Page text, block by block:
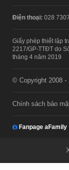
Điện thoại: 028
Giấy phép thiết lập
2217/GP-TTĐT do
tháng 4 năm 2019
© Copyright 2008 -
Chính sách bảo
Fanpage aFamily